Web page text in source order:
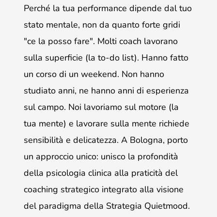
Perché la tua performance dipende dal tuo
stato mentale, non da quanto forte gridi
"ce la posso fare". Molti coach lavorano
sulla superficie (la to-do list). Hanno fatto
un corso di un weekend. Non hanno
studiato anni, ne hanno anni di esperienza
sul campo. Noi lavoriamo sul motore (la
tua mente) e lavorare sulla mente richiede
sensibilità e delicatezza. A Bologna, porto
un approccio unico: unisco la profondità
della psicologia clinica alla praticità del
coaching strategico integrato alla visione
del paradigma della Strategia Quietmood.